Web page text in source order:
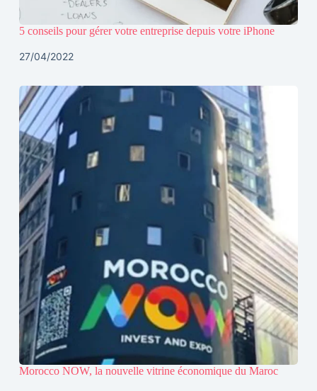
5 conseils pour gérer votre entreprise depuis votre iPhone
27/04/2022
Morocco NOW, la nouvelle vitrine économique du Maroc